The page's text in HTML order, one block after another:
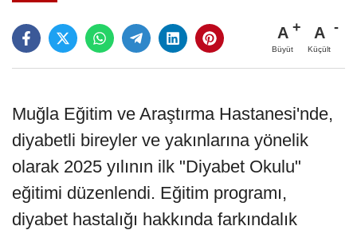
A
Büyüt
A
Küçült
Muğla Eğitim ve Araştırma Hastanesi'nde,
diyabetli bireyler ve yakınlarına yönelik
olarak 2025 yılının ilk "Diyabet Okulu"
eğitimi düzenlendi. Eğitim programı,
diyabet hastalığı hakkında farkındalık